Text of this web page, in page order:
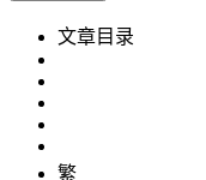
文章目录
繁